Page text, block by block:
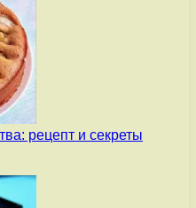
рецепт и секреты